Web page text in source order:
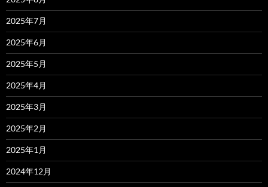
2025年7月
2025年6月
2025年5月
2025年4月
2025年3月
2025年2月
2025年1月
2024年12月